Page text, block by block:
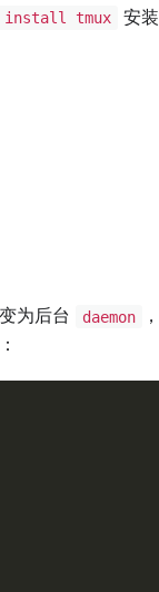
install tmux
安
为后台 daemon